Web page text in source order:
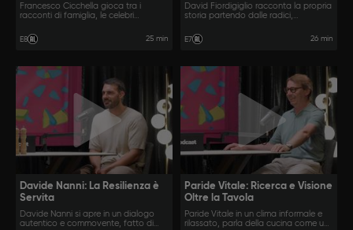
Francesco Cicchella gioca tra i
racconti di famiglia, le celebri
rivelando un legame con il cibo
sorprendente e autentico.
E8 25 min
David Fiordigiglio racconta la propria
storia partendo dalle radici,
con il territorio, per arrivare a nuove e
audaci visioni gastronomiche.
E7 26 min
Davide Nanni: La Resilienza è
Servita
Davide Nanni si apre in un dialogo
autentico e commovente, fatto di
Paride Vitale: Ricerca e Visione
Oltre la Tavola
Paride Vitale in un clima informale e
rilassato, parla della cucina come un